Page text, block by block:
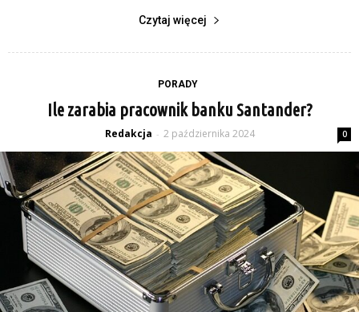
Czytaj więcej
PORADY
Ile zarabia pracownik banku Santander?
Redakcja - 2 października 2024 0